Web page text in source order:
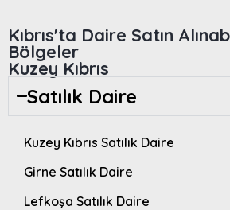
Kıbrıs'ta Daire Satın
Bölgeler
Kuzey Kıbrıs
Satılık Daire
Kuzey Kıbrıs Satılık Daire
Girne Satılık Daire
Lefkoşa Satılık Daire